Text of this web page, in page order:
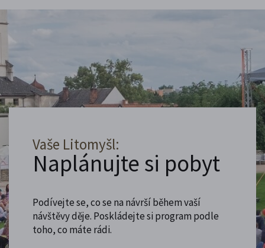
Vaše Litomyšl:
Naplánujte si pobyt
Podívejte se, co se na návrší během vaší
návštěvy děje. Poskládejte si program podle
toho, co máte rádi.